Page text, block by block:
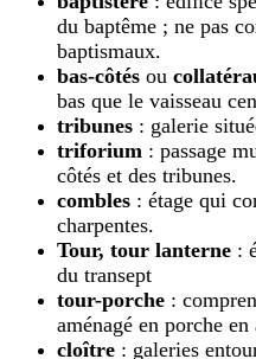
du baptême ; ne pas
baptismaux.
bas-côtés ou
bas que le vaisseau
tribunes : galerie
triforium : passage
côtés et des tribunes.
combles : étage qui
charpentes.
Tour, tour lanterne :
du transept
tour-porche :
aménagé en porche
cloître : galeries